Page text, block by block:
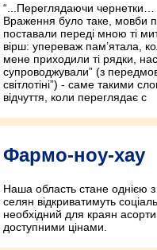
“...Переглядаючи чернетки…
Враження було таке, мовби
поставали переді мною ті
вірш: упереваж пам’ятала,
мене приходили ті рядки,
супроводжували” (з
світлотіні”) - саме такими
відчуття, коли переглядає с
Фармо-ноу-хау
Наша область стане однією з
селян відкриватимуть
необхідний для краян
доступними цінами.